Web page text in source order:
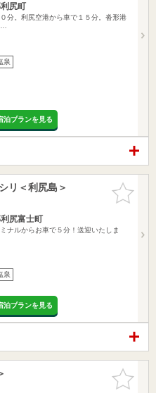
尻町
分。利尻空港から車で１５分。沓形港
泉
泊プランを見る
お気に入
りに追加
リ＜利尻島＞
尻富士町
ナルからお車で５分！送迎いたしま
泉
泊プランを見る
お気に入
りに追加